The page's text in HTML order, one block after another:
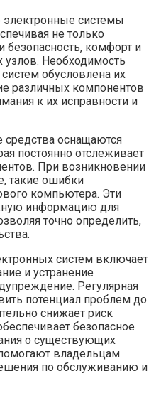
системы
не только
безопасность, комфорт и
Необходимость
обусловлена их
различных компонентов
к их исправности и
оснащаются
постоянно отслеживает
При возникновении
такие ошибки
компьютера. Эти
информацию для
точно определить,
систем включает
и устранение
Регулярная
потенциал проблем до
снижает риск
безопасное
о существующих
владельцам
по обслуживанию и